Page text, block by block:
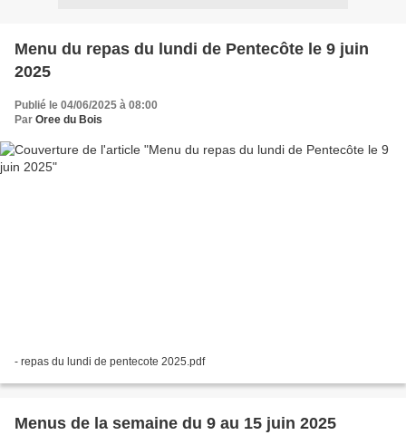
Menu du repas du lundi de Pentecôte le 9 juin
2025
Publié le 04/06/2025 à 08:00
Par Oree du Bois
- repas du lundi de pentecote 2025.pdf
Menus de la semaine du 9 au 15 juin 2025